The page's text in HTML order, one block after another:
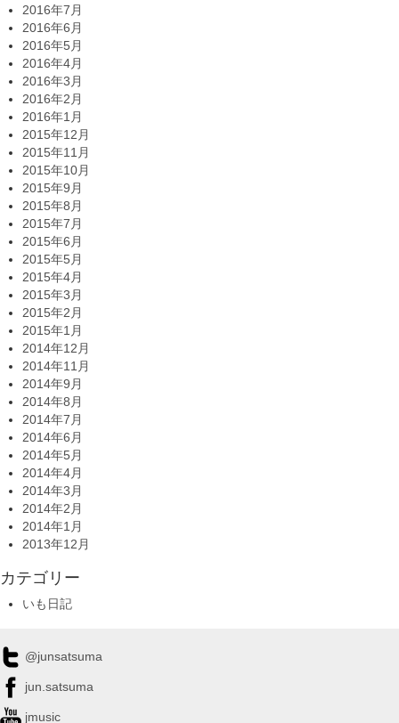
2016年7月
2016年6月
2016年5月
2016年4月
2016年3月
2016年2月
2016年1月
2015年12月
2015年11月
2015年10月
2015年9月
2015年8月
2015年7月
2015年6月
2015年5月
2015年4月
2015年3月
2015年2月
2015年1月
2014年12月
2014年11月
2014年9月
2014年8月
2014年7月
2014年6月
2014年5月
2014年4月
2014年3月
2014年2月
2014年1月
2013年12月
カテゴリー
いも日記
@junsatsuma
jun.satsuma
jmusic